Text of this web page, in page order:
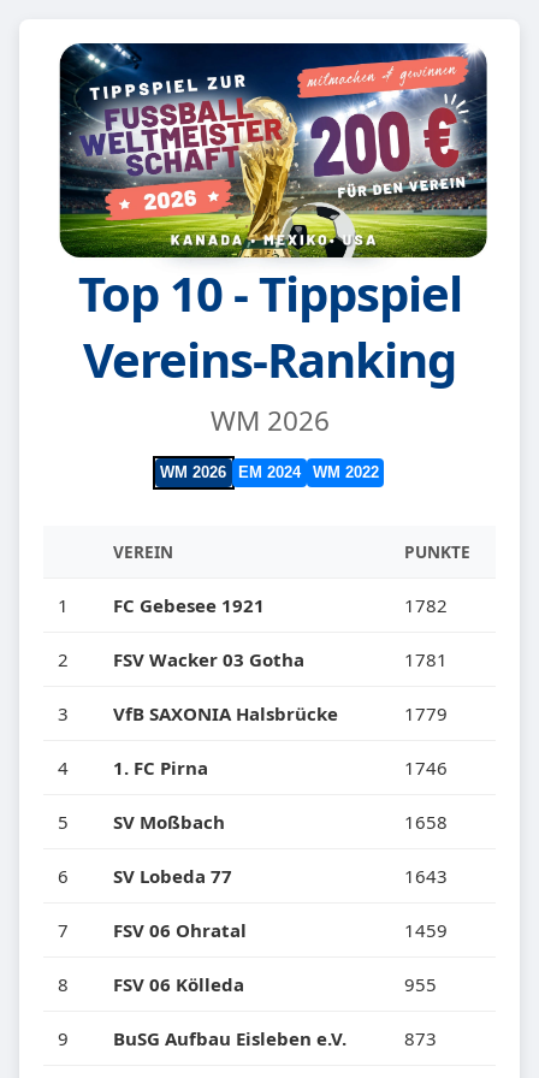
Top 10 - Tippspiel
Vereins-Ranking
WM 2026
WM 2026 EM 2024 WM 2022
VEREIN PUNKTE
1 FC Gebesee 1921 1782
2 FSV Wacker 03 Gotha 1781
3 VfB SAXONIA Halsbrücke 1779
4 1. FC Pirna 1746
5 SV Moßbach 1658
6 SV Lobeda 77 1643
7 FSV 06 Ohratal 1459
8 FSV 06 Kölleda 955
9 BuSG Aufbau Eisleben e.V. 873